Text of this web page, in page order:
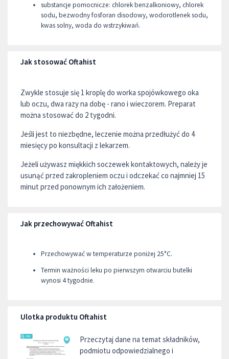
substancje pomocnicze: chlorek benzalkoniowy, chlorek
sodu, bezwodny fosforan disodowy, wodorotlenek sodu,
kwas solny, woda do wstrzykiwań.
Jak stosować Oftahist
Zwykle stosuje się 1 kroplę do worka spojówkowego oka
lub oczu, dwa razy na dobę - rano i wieczorem. Preparat
można stosować do 2 tygodni.
Jeśli jest to niezbędne, leczenie można przedłużyć do 4
miesięcy po konsultacji z lekarzem.
Jeżeli używasz miękkich soczewek kontaktowych, należy je
usunąć przed zakropleniem oczu i odczekać co najmniej 15
minut przed ponownym ich założeniem.
Jak przechowywać Oftahist
Przechowywać w temperaturze poniżej 25°C.
Termin ważności leku po pierwszym otwarciu butelki
wynosi 4 tygodnie.
Ulotka produktu Oftahist
Przeczytaj dane na temat składników,
podmiotu odpowiedzialnego i